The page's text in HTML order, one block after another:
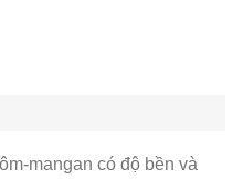
mangan có độ bền và